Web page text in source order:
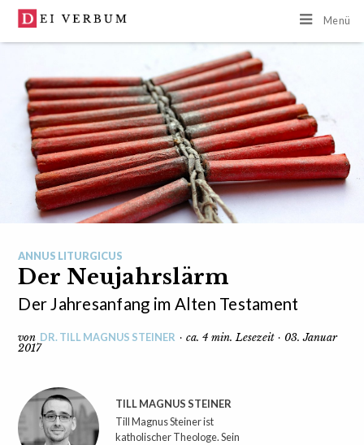
Menü
ANNUS LITURGICUS
Der Neujahrslärm
Der Jahresanfang im Alten Testament
von DR. TILL MAGNUS STEINER · ca. 4 min. Lesezeit · 03. Januar
2017
TILL MAGNUS STEINER
Till Magnus Steiner ist
katholischer Theologe. Sein